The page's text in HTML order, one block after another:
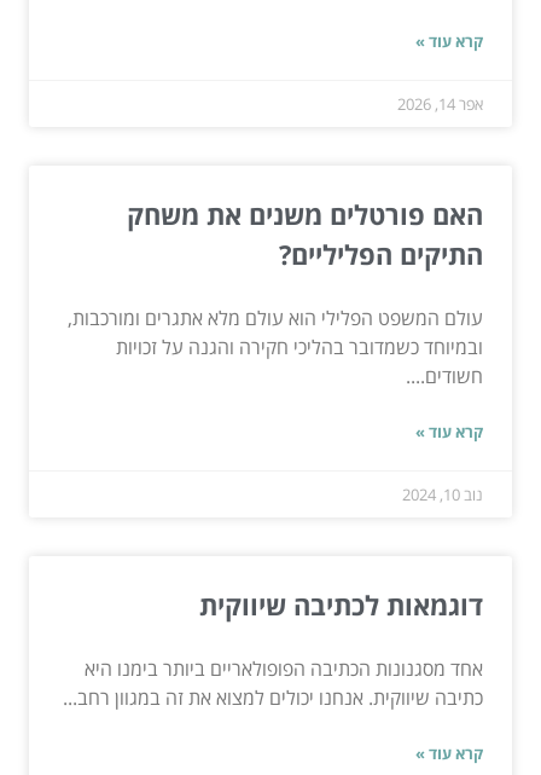
קרא עוד »
אפר 14, 2026
האם פורטלים משנים את משחק
התיקים הפליליים?
עולם המשפט הפלילי הוא עולם מלא אתגרים ומורכבות,
ובמיוחד כשמדובר בהליכי חקירה והגנה על זכויות
חשודים....
קרא עוד »
נוב 10, 2024
דוגמאות לכתיבה שיווקית
אחד מסגנונות הכתיבה הפופולאריים ביותר בימנו היא
כתיבה שיווקית. אנחנו יכולים למצוא את זה במגוון רחב...
קרא עוד »